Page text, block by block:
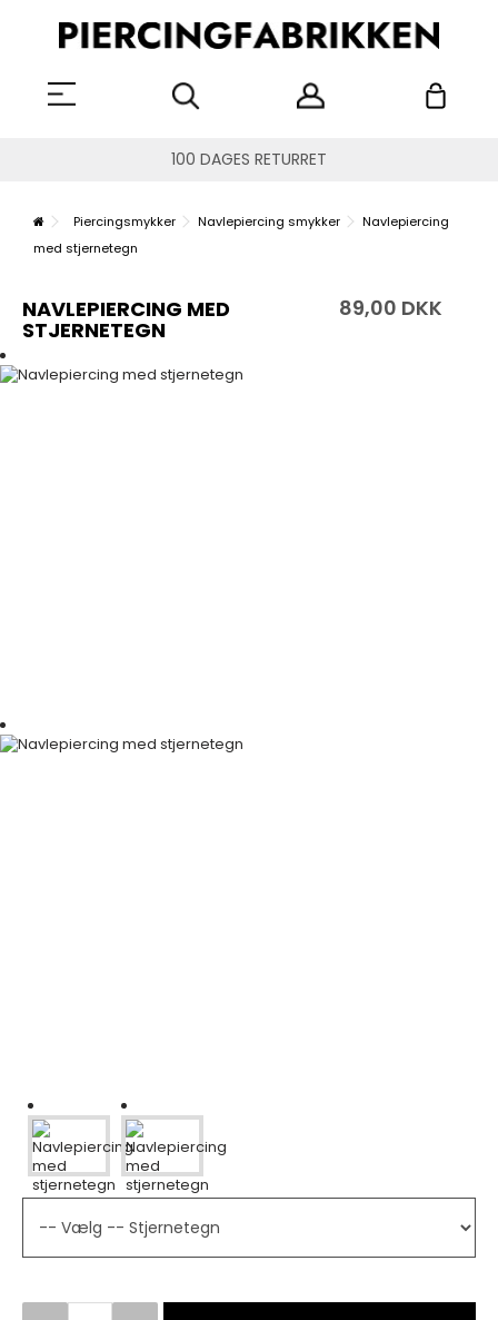
100 DAGES RETURRET
Piercingsmykker Navlepiercing smykker
Navlepiercing
med stjernetegn
NAVLEPIERCING MED
STJERNETEGN
89,00 DKK